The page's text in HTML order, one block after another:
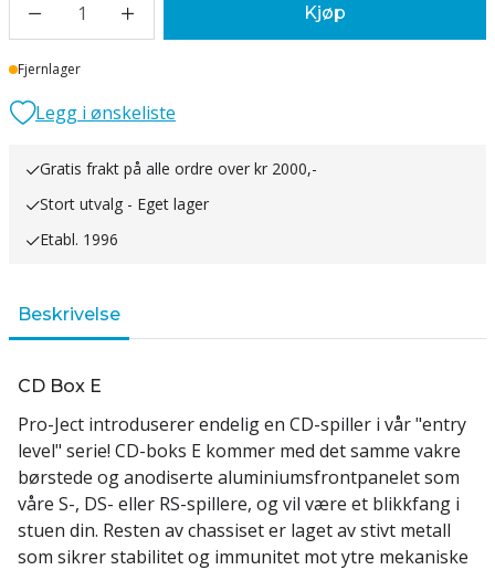
1 Kjøp
Lager
Fjernlager
Legg i ønskeliste
Gratis frakt på alle ordre over kr 2000,-
Stort utvalg - Eget lager
Etabl. 1996
Beskrivelse
CD Box E
Pro-Ject introduserer endelig en CD-spiller i vår "entry
level" serie! CD-boks E kommer med det samme vakre
børstede og anodiserte aluminiumsfrontpanelet som
våre S-, DS- eller RS-spillere, og vil være et blikkfang i
stuen din. Resten av chassiset er laget av stivt metall
som sikrer stabilitet og immunitet mot ytre mekaniske